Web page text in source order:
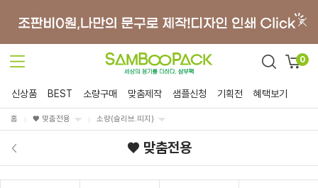
0
신상품 BEST 소량구매 맞춤제작 샘플신청 기획전 혜택보기
홈 ♥ 맞춤전용 소량(슬리브.띠지)
♥ 맞춤전용